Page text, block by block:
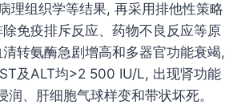
理组织学等结果, 再采用排他性策略
免疫排斥反应、药物不良反应等原
转氨酶急剧增高和多器官功能衰竭,
及ALT均>2 500 IU/L, 出现肾功能
、肝细胞气球样变和带状坏死。